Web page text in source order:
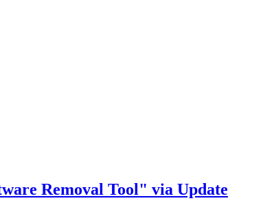
Removal Tool" via Update